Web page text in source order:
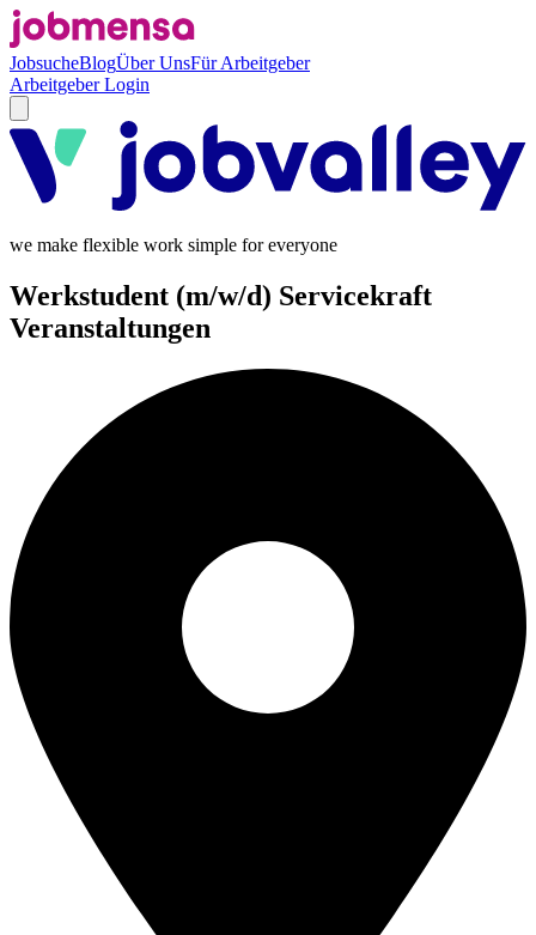
JobsucheBlogÜber UnsFür Arbeitgeber
Arbeitgeber Login
we make flexible work simple for everyone
Werkstudent (m/w/d) Servicekraft
Veranstaltungen